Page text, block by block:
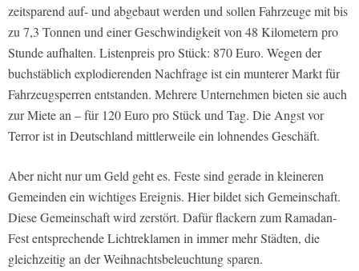
zeitsparend auf- und abgebaut werden und sollen Fahrzeuge mit bis
zu 7,3 Tonnen und einer Geschwindigkeit von 48 Kilometern pro
Stunde aufhalten. Listenpreis pro Stück: 870 Euro. Wegen der
buchstäblich explodierenden Nachfrage ist ein munterer Markt für
Fahrzeugsperren entstanden. Mehrere Unternehmen bieten sie auch
zur Miete an – für 120 Euro pro Stück und Tag. Die Angst vor
Terror ist in Deutschland mittlerweile ein lohnendes Geschäft.
Aber nicht nur um Geld geht es. Feste sind gerade in kleineren
Gemeinden ein wichtiges Ereignis. Hier bildet sich Gemeinschaft.
Diese Gemeinschaft wird zerstört. Dafür flackern zum Ramadan-
Fest entsprechende Lichtreklamen in immer mehr Städten, die
gleichzeitig an der Weihnachtsbeleuchtung sparen.